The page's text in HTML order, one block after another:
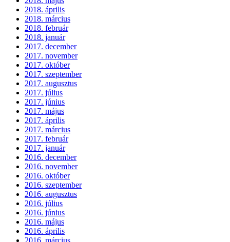
2018. április
2018. március
2018. február
2018. január
2017. december
2017. november
2017. október
2017. szeptember
2017. augusztus
2017. július
2017. június
2017. május
2017. április
2017. március
2017. február
2017. január
2016. december
2016. november
2016. október
2016. szeptember
2016. augusztus
2016. július
2016. június
2016. május
2016. április
2016. március